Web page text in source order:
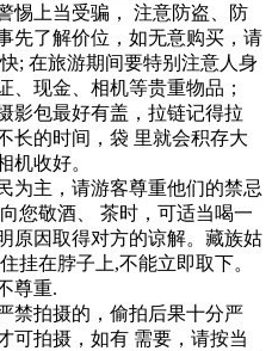
惕上当受骗， 注意防盗、防
先了解价位，如无意购买，请
; 在旅游期间要特别注意人身
、现金、相机等贵重物品；
影包最好有盖，拉链记得拉
长的时间，袋 里就会积存大
机收好。
为主，请游客尊重他们的禁忌
您敬酒、 茶时，可适当喝一
原因取得对方的谅解。藏族姑
挂在脖子上,不能立即取下。
尊重.
禁拍摄的，偷拍后果十分严
可拍摄，如有 需要，请按当